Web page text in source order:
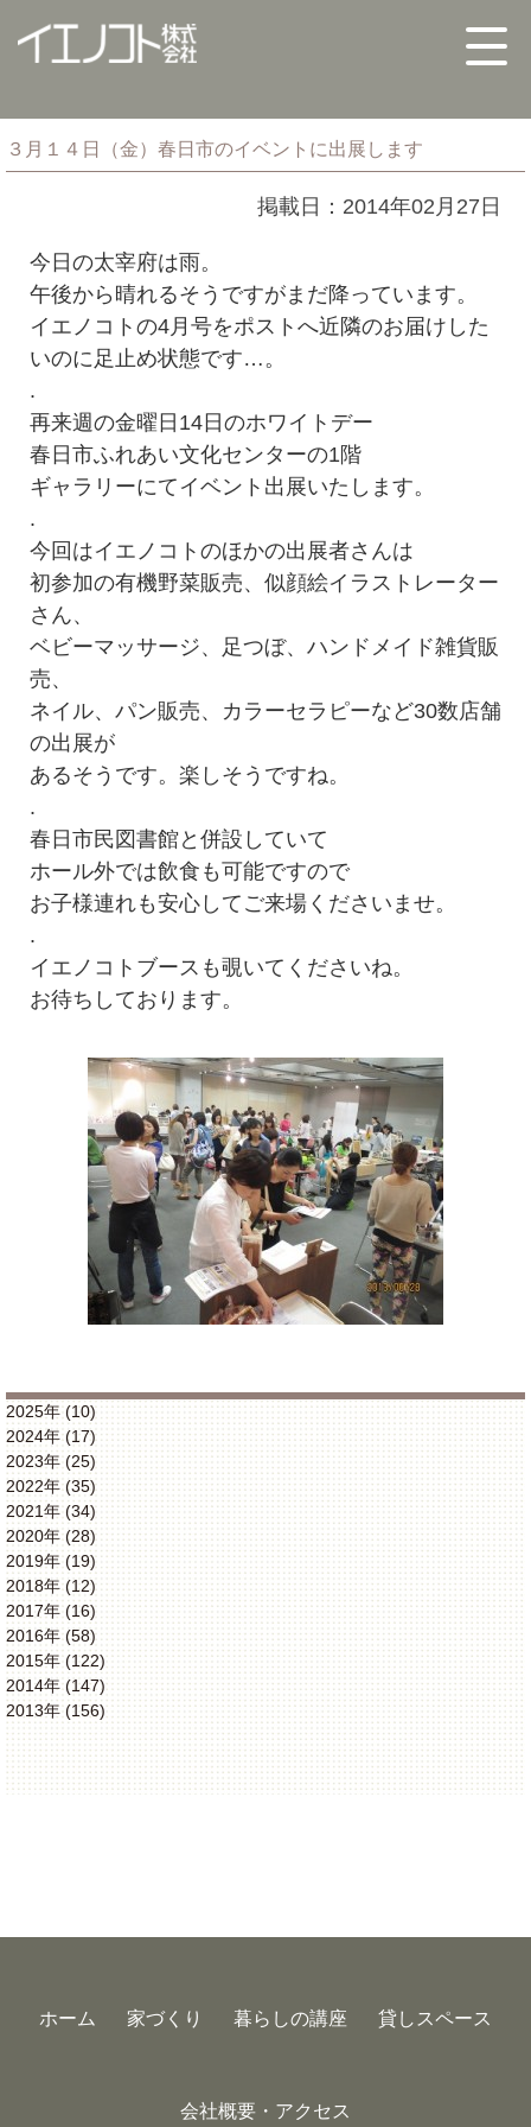
３月１４日（金）春日市のイベントに出展します
掲載日：2014年02月27日
今日の太宰府は雨。
午後から晴れるそうですがまだ降っています。
イエノコトの4月号をポストへ近隣のお届けした
いのに足止め状態です…。
.
再来週の金曜日14日のホワイトデー
春日市ふれあい文化センターの1階
ギャラリーにてイベント出展いたします。
.
今回はイエノコトのほかの出展者さんは
初参加の有機野菜販売、似顔絵イラストレーター
さん、
ベビーマッサージ、足つぼ、ハンドメイド雑貨販
売、
ネイル、パン販売、カラーセラピーなど30数店舗
の出展が
あるそうです。楽しそうですね。
.
春日市民図書館と併設していて
ホール外では飲食も可能ですので
お子様連れも安心してご来場くださいませ。
.
イエノコトブースも覗いてくださいね。
お待ちしております。
2025年 (10)
2024年 (17)
2023年 (25)
2022年 (35)
2021年 (34)
2020年 (28)
2019年 (19)
2018年 (12)
2017年 (16)
2016年 (58)
2015年 (122)
2014年 (147)
2013年 (156)
ホーム 家づくり 暮らしの講座 貸しスペース
会社概要・アクセス